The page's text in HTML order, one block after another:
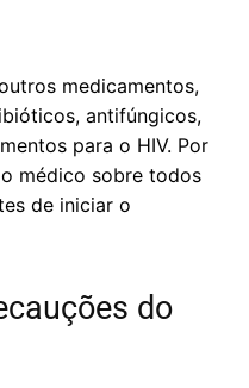
medicamentos,
antifúngicos,
para o HIV. Por
médico sobre todos
de iniciar o
do